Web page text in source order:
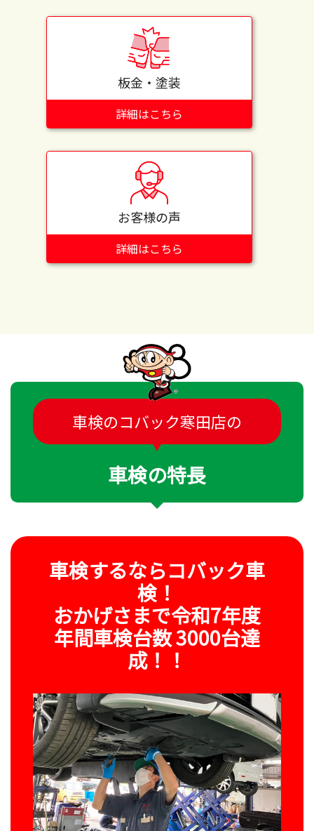
板金・塗装
詳細はこちら
お客様の声
詳細はこちら
車検のコバック寒田店の
車検の特長
車検するならコバック車
検！
おかげさまで令和7年度
年間車検台数 3000台達
成！！